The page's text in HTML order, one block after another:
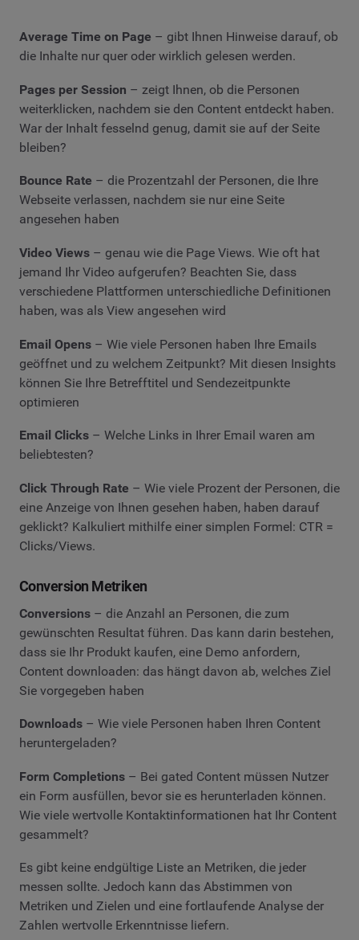
Average Time on Page – gibt Ihnen Hinweise darauf, ob
die Inhalte nur quer oder wirklich gelesen werden.
Pages per Session – zeigt Ihnen, ob die Personen
weiterklicken, nachdem sie den Content entdeckt haben.
War der Inhalt fesselnd genug, damit sie auf der Seite
bleiben?
Bounce Rate – die Prozentzahl der Personen, die Ihre
Webseite verlassen, nachdem sie nur eine Seite
angesehen haben
Video Views – genau wie die Page Views. Wie oft hat
jemand Ihr Video aufgerufen? Beachten Sie, dass
verschiedene Plattformen unterschiedliche Definitionen
haben, was als View angesehen wird
Email Opens – Wie viele Personen haben Ihre Emails
geöffnet und zu welchem Zeitpunkt? Mit diesen Insights
können Sie Ihre Betrefftitel und Sendezeitpunkte
optimieren
Email Clicks – Welche Links in Ihrer Email waren am
beliebtesten?
Click Through Rate – Wie viele Prozent der Personen, die
eine Anzeige von Ihnen gesehen haben, haben darauf
geklickt? Kalkuliert mithilfe einer simplen Formel: CTR =
Clicks/Views.
Conversion Metriken
Conversions – die Anzahl an Personen, die zum
gewünschten Resultat führen. Das kann darin bestehen,
dass sie Ihr Produkt kaufen, eine Demo anfordern,
Content downloaden: das hängt davon ab, welches Ziel
Sie vorgegeben haben
Downloads – Wie viele Personen haben Ihren Content
heruntergeladen?
Form Completions – Bei gated Content müssen Nutzer
ein Form ausfüllen, bevor sie es herunterladen können.
Wie viele wertvolle Kontaktinformationen hat Ihr Content
gesammelt?
Es gibt keine endgültige Liste an Metriken, die jeder
messen sollte. Jedoch kann das Abstimmen von
Metriken und Zielen und eine fortlaufende Analyse der
Zahlen wertvolle Erkenntnisse liefern.